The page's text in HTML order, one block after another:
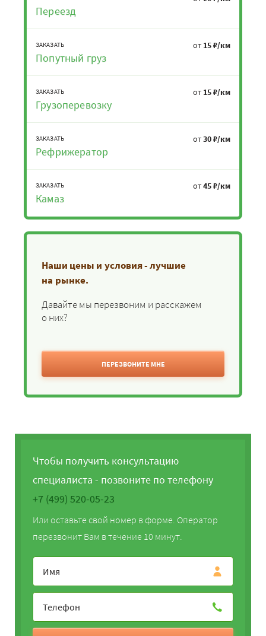
Переезд
ЗАКАЗАТЬ
Попутный груз
от 15 ₽/км
ЗАКАЗАТЬ
Грузоперевозку
от 15 ₽/км
ЗАКАЗАТЬ
Рефрижератор
от30 ₽/км
ЗАКАЗАТЬ
Камаз
от45 ₽/км
Наши цены и условия - лучшие
на рынке.
Давайте мы перезвоним и расскажем
о них?
ПЕРЕЗВОНИТЕ МНЕ
Чтобы получить консультацию
специалиста - позвоните по телефону
+7 (499) 520-05-23
Или оставьте свой номер в форме. Оператор
перезвонит Вам в течение 10 минут.